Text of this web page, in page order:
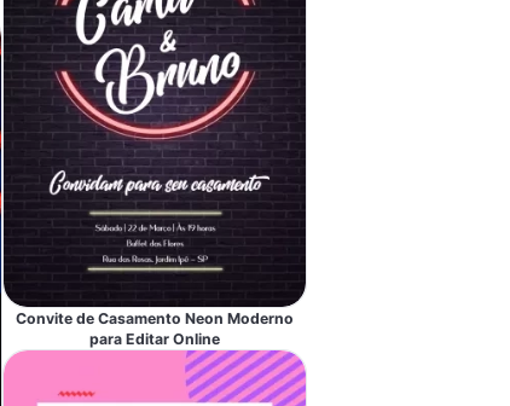
Convite de Casamento Neon Moderno
para Editar Online